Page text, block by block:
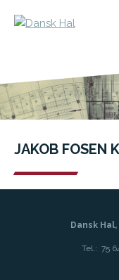
JAKOB FOSEN
Dansk Hal,
Tel.: 75